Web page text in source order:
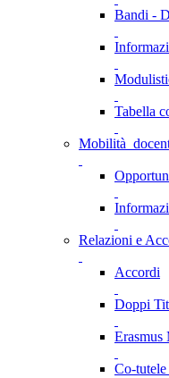
Bandi -
Tabella
Mobilità
Relazioni e
Accordi
Doppi
Erasmus
Co-